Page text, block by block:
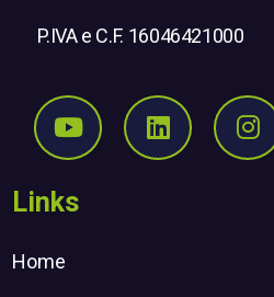
P.IVA e C.F. 16046421000
Seguici suSeguici
Links
Home